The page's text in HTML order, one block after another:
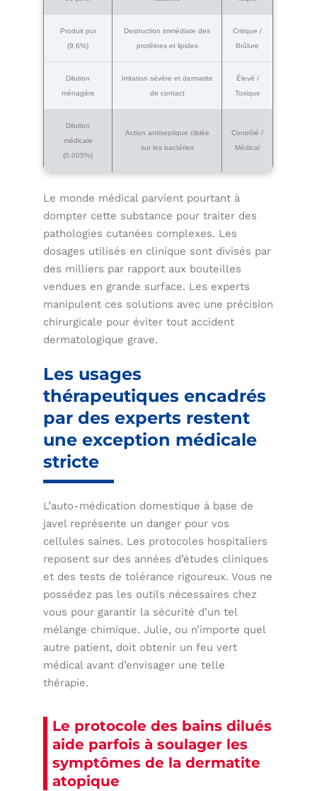
Produit pur
(9,6%)
Destruction immédiate des
protéines et lipides
Critique /
Brûlure
Dilution
ménagère
Irritation sévère et dermatite
de contact
Élevé /
Toxique
Dilution
médicale
(0,005%)
Action antiseptique ciblée
sur les bactéries
Contrôlé /
Médical
Le monde médical parvient pourtant à
dompter cette substance pour traiter des
pathologies cutanées complexes. Les
dosages utilisés en clinique sont divisés par
des milliers par rapport aux bouteilles
vendues en grande surface. Les experts
manipulent ces solutions avec une précision
chirurgicale pour éviter tout accident
dermatologique grave.
Les usages
thérapeutiques encadrés
par des experts restent
une exception médicale
stricte
L’auto-médication domestique à base de
javel représente un danger pour vos
cellules saines. Les protocoles hospitaliers
reposent sur des années d’études cliniques
et des tests de tolérance rigoureux. Vous ne
possédez pas les outils nécessaires chez
vous pour garantir la sécurité d’un tel
mélange chimique. Julie, ou n’importe quel
autre patient, doit obtenir un feu vert
médical avant d’envisager une telle
thérapie.
Le protocole des bains dilués
aide parfois à soulager les
symptômes de la dermatite
atopique